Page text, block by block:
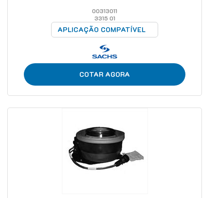
00313011
3315 01
APLICAÇÃO COMPATÍVEL
COTAR AGORA